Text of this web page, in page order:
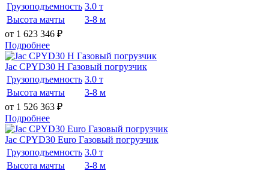
Грузоподъемность 3.0 т
Высота мачты
3-8 м
от 1 623 346 ₽
Подробнее
Jac CPYD30 H Газовый погрузчик
Грузоподъемность 3.0 т
Высота мачты
3-8 м
от 1 526 363 ₽
Подробнее
Jac CPYD30 Euro Газовый погрузчик
Грузоподъемность 3.0 т
Высота мачты
3-8 м